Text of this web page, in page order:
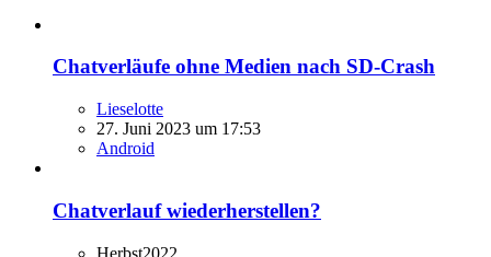
Chatverläufe ohne Medien nach SD-Crash
Lieselotte
27. Juni 2023 um 17:53
Android
Chatverlauf wiederherstellen?
Herbst2022